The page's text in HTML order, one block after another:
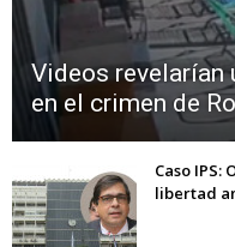
Videos revelarían
en el crimen de
Caso IPS:
libertad